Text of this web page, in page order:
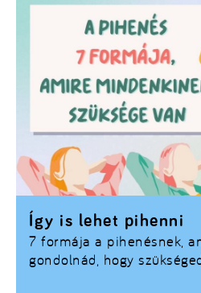
7 formája a pihenésnek,
gondolnád, hogy
Így is lehet pihenni